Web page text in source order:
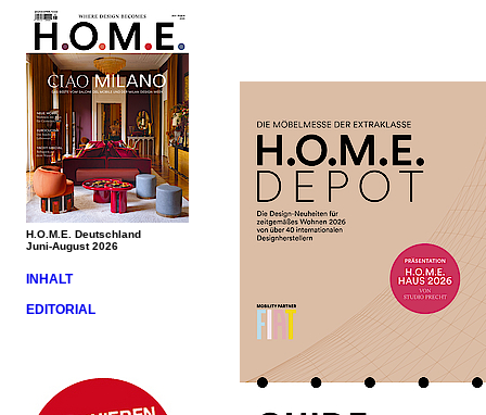
H.O.M.E. Deutschland
Juni-August 2026
INHALT
EDITORIAL